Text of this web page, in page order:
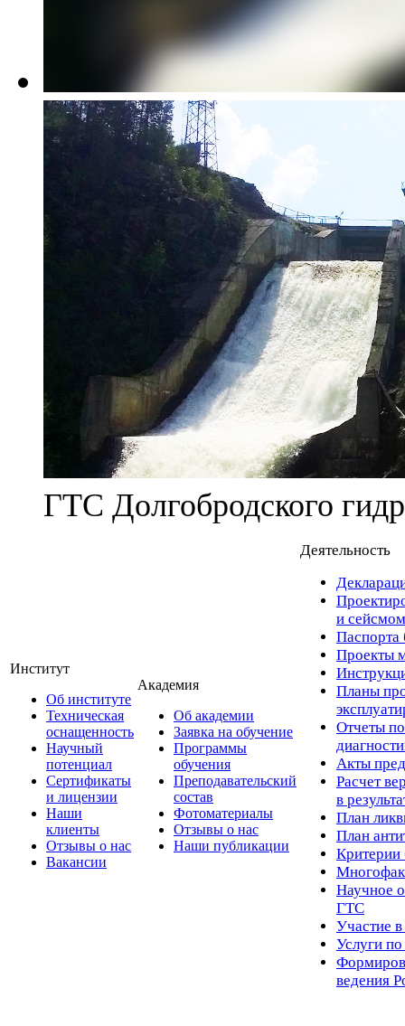
ГТС Долгобродского
Институт
Об институте
Техническая
оснащенность
Научный
потенциал
Сертификаты
и лицензии
Наши
клиенты
Отзывы о нас
Вакансии
Академия
Об академии
Заявка на обучение
Программы
обучения
Преподавательский
состав
Фотоматериалы
Отзывы о нас
Наши публикации
Деятельность
и
Паспорта
Проекты
Планы
Отчеты по
Акты
Расчет
в
План
План
Критерии
Научное
ГТС
Участие
Услуги
ведения